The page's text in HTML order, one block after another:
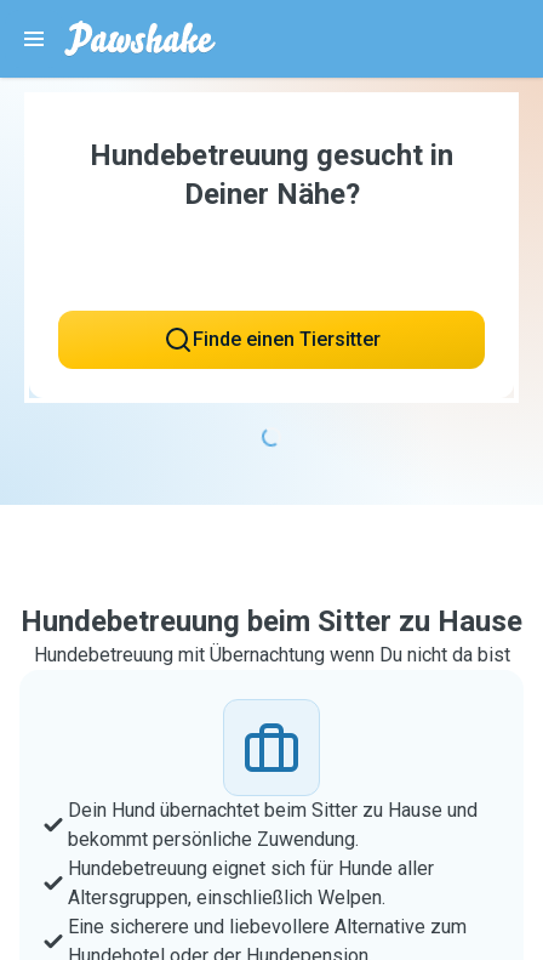
Hundebetreuung gesucht in
Deiner Nähe?
Finde einen Tiersitter
Hundebetreuung beim Sitter zu Hause
Hundebetreuung mit Übernachtung wenn Du nicht da bist
Dein Hund übernachtet beim Sitter zu Hause und
bekommt persönliche Zuwendung.
Hundebetreuung eignet sich für Hunde aller
Altersgruppen, einschließlich Welpen.
Eine sicherere und liebevollere Alternative zum